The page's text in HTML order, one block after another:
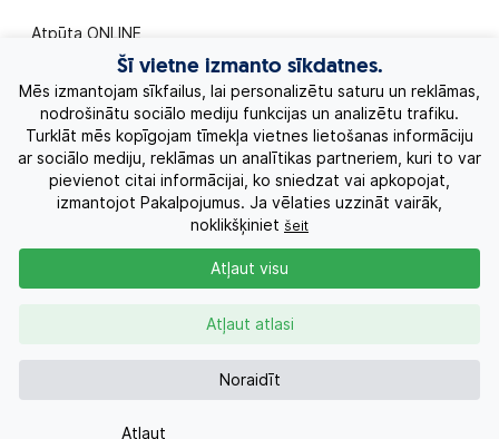
Atpūta ONLINE
Ekskursiju ceļojumi
Eksotiskie ceļojumi
Labākie piedāvājumi
Kruīzi
Kontakti
Šī vietne izmanto sīkdatnes.
Mēs izmantojam sīkfailus, lai personalizētu saturu un reklāmas,
nodrošinātu sociālo mediju funkcijas un analizētu trafiku.
Turklāt mēs kopīgojam tīmekļa vietnes lietošanas informāciju
ar sociālo mediju, reklāmas un analītikas partneriem, kuri to var
pievienot citai informācijai, ko sniedzat vai apkopojat,
izmantojot Pakalpojumus. Ja vēlaties uzzināt vairāk,
noklikšķiniet šeit
Noraidīt
Atļaut atlasi
Atļaut visu
Atļaut